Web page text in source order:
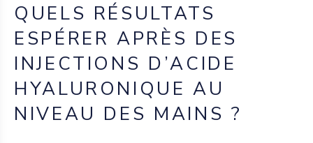
QUELS RÉSULTATS
ESPÉRER APRÈS DES
INJECTIONS D’ACIDE
HYALURONIQUE AU
NIVEAU DES MAINS ?